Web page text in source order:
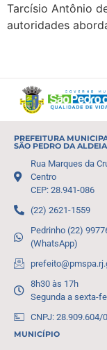
Tarcísio Antônio
autoridades
PREFEITURA
SÃO PEDRO DA ALDEIA
Rua Marques da
Centro
CEP: 28.941-086
(22) 2621-1559
Pedrinho (22)
(WhatsApp)
8h30 às 17h
Segunda a sexta-
CNPJ: 28.909.604/
MUNICÍPIO